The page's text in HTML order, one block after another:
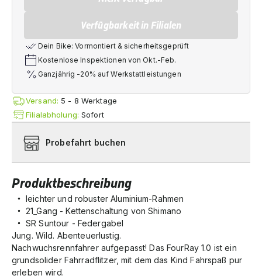
Produktbeschreibung
leichter und robuster Aluminium-Rahmen
21_Gang - Kettenschaltung von Shimano
SR Suntour - Federgabel
Jung. Wild. Abenteuerlustig.
Nachwuchsrennfahrer aufgepasst! Das FourRay 1.0 ist ein
grundsolider Fahrradflitzer, mit dem das Kind Fahrspaß pur
erleben wird.
Verfügbarkeit in Filialen
Dein Bike: Vormontiert & sicherheitsgeprüft
Kostenlose Inspektionen von Okt.-Feb.
Ganzjährig -20% auf Werkstattleistungen
Versand: 5 - 8 Werktage
Filialabholung:Sofort
Probefahrt buchen